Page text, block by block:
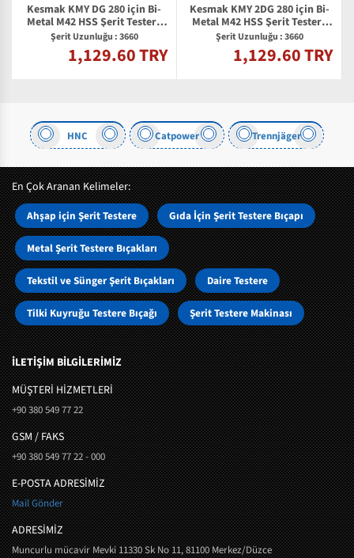
Kesmak KMY DG 280 için Bi-
Metal M42 HSS Şerit Testere
Bıçağı
Şerit Uzunluğu : 3660
1,129.60 TRY
Kesmak KMY 2DG 280 için Bi-
Metal M42 HSS Şerit Testere
Bıçağı
Şerit Uzunluğu : 3660
1,129.60 TRY
HNC Catpower Trennjäger
En Çok Aranan Kelimeler:
Ahşap için Şerit Testere Gıda İçin Şerit Testere Bıçapı
Metal Şerit Testere Bıçakları
Tekstil ve Sünger Şerit Bıçakları Daire Testere
Tilki Kuyruğu Testere Bıçağı Şerit Testere Makinası
İLETİŞİM BİLGİLERİMİZ
MÜŞTERI HIZMETLERI
+90 380 549 77 22
GSM / FAKS
+90 380 549 77 22 - 000
E-POSTA ADRESİMİZ
Mail Gönder
ADRESİMİZ
Muncurlu mücavir Mevki 11330 Sk No 11, 81100 Merkez/Düzce